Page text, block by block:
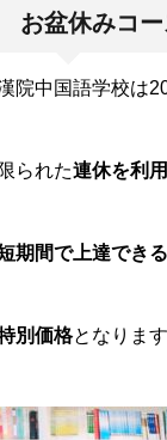
お盆休みコー
院中国語学校は
限られた連休を利
期間で上達できる
別価格となりま